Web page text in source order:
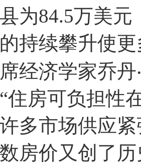
为84.5万美元
持续攀升使
经济学家乔丹
住房可负担性
多市场供应
房价又创了